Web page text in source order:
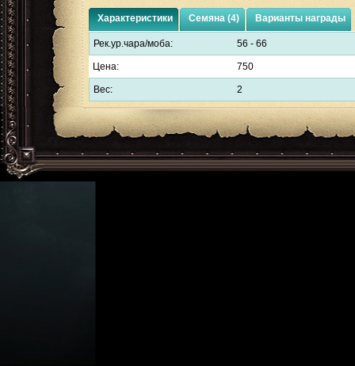
Характеристики Семяна (4) Варианты награды
Рек.ур.чара/моба: 56 - 66
Цена: 750
Вес: 2